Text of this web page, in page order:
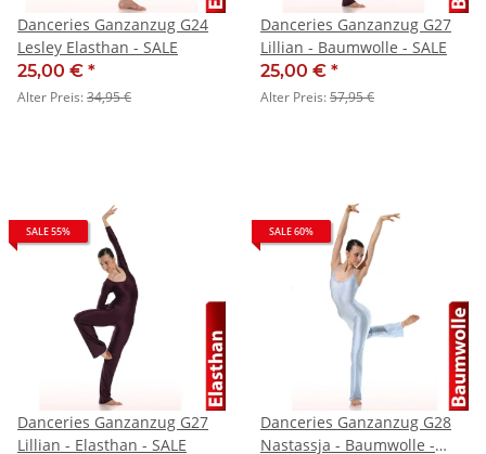
Danceries Ganzanzug G24
Lesley Elasthan - SALE
25,00 € *
Alter Preis:34,95 €
Danceries Ganzanzug G27
Lillian - Baumwolle - SALE
25,00 € *
Alter Preis:57,95 €
SALE 55%
Danceries Ganzanzug G27
Lillian - Elasthan - SALE
SALE 60%
Danceries Ganzanzug G28
Nastassja - Baumwolle -